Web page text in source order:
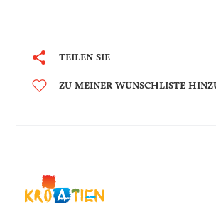
TEILEN SIE
ZU MEINER WUNSCHLISTE